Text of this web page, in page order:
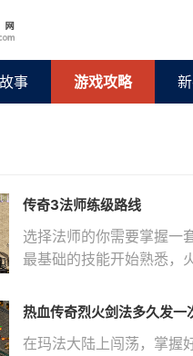
事 游戏攻略
传奇3法师练级路线
选择法师的你需要掌握一
最基础的技能开始熟悉，
热血传奇烈火剑法多久发一
在玛法大陆上闯荡，掌握